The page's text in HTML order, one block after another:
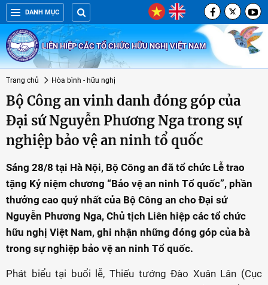
DANH MỤC
LIÊN HIỆP CÁC TỔ CHỨC HỮU NGHỊ VIỆT NAM
Trang chủ Hòa bình - hữu nghị
Bộ Công an vinh danh đóng góp của
Đại sứ Nguyễn Phương Nga trong sự
nghiệp bảo vệ an ninh tổ quốc
Sáng 28/8 tại Hà Nội, Bộ Công an đã tổ chức Lễ trao
tặng Kỷ niệm chương “Bảo vệ an ninh Tổ quốc”, phần
thưởng cao quý nhất của Bộ Công an cho Đại sứ
Nguyễn Phương Nga, Chủ tịch Liên hiệp các tổ chức
hữu nghị Việt Nam, ghi nhận những đóng góp của bà
trong sự nghiệp bảo vệ an ninh Tổ quốc.
Phát biểu tại buổi lễ, Thiếu tướng Đào Xuân Lân (Cục